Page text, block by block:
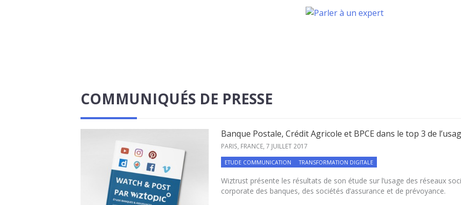
COMMUNIQUÉS DE PRESSE
Banque Postale, Crédit Agricole et BPCE dans le top 3 de
PARIS, FRANCE, 7 JUILLET 2017
ETUDE COMMUNICATION TRANSFORMATION DIGITALE
Wiztrust présente les résultats de son étude sur l’usage des réseaux
corporate des banques, des sociétés d’assurance et de prévoyance.